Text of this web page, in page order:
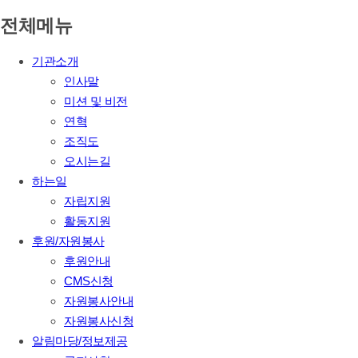
전체메뉴
기관소개
인사말
미션 및 비전
연혁
조직도
오시는길
하는일
자립지원
활동지원
후원/자원봉사
후원안내
CMS신청
자원봉사안내
자원봉사신청
알림마당/정보제공